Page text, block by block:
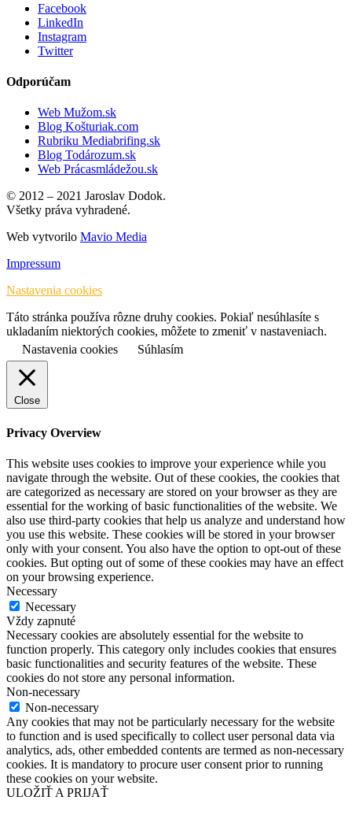
Facebook
LinkedIn
Instagram
Twitter
Odporúčam
Web Mužom.sk
Blog Košturiak.com
Rubriku Mediabrifing.sk
Blog Todározum.sk
Web Prácasmládežou.sk
© 2012 – 2021 Jaroslav Dodok.
Všetky práva vyhradené.
Web vytvorilo Mavio Media
Impressum
Nastavenia cookies
Táto stránka používa rôzne druhy cookies. Pokiaľ nesúhlasíte s
ukladaním niektorých cookies, môžete to zmeniť v nastaveniach.
Nastavenia cookies
Súhlasím
Close
Privacy Overview
This website uses cookies to improve your experience while you
navigate through the website. Out of these cookies, the cookies that
are categorized as necessary are stored on your browser as they are
essential for the working of basic functionalities of the website. We
also use third-party cookies that help us analyze and understand how
you use this website. These cookies will be stored in your browser
only with your consent. You also have the option to opt-out of these
cookies. But opting out of some of these cookies may have an effect
on your browsing experience.
Necessary
Necessary
Vždy zapnuté
Necessary cookies are absolutely essential for the website to
function properly. This category only includes cookies that ensures
basic functionalities and security features of the website. These
cookies do not store any personal information.
Non-necessary
Non-necessary
Any cookies that may not be particularly necessary for the website
to function and is used specifically to collect user personal data via
analytics, ads, other embedded contents are termed as non-necessary
cookies. It is mandatory to procure user consent prior to running
these cookies on your website.
ULOŽIŤ A PRIJAŤ